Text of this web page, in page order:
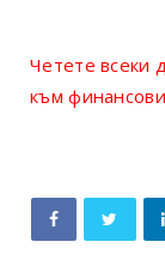
Четете всеки
към